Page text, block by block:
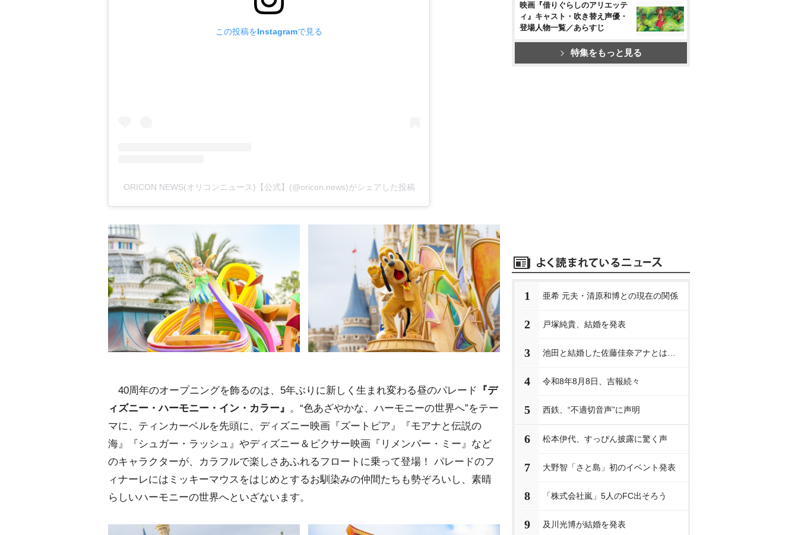
この投稿をInstagramで見る
ORICON NEWS(オリコンニュース)【公式】(@oricon.news)がシェアした投稿
40周年のオープニングを飾るのは、5年ぶりに新しく生まれ変わる昼のパレード
『デ
ィズニー・ハーモニー・イン・カラー』 。“色あざやかな、ハーモニーの世界へ”をテー
マに、ティンカーベルを先頭に、ディズニー映画『ズートピア』『モアナと伝説の
海』『シュガー・ラッシュ』やディズニー＆ピクサー映画『リメンバー・ミー』など
のキャラクターが、カラフルで楽しさあふれるフロートに乗って登場！ パレードのフ
ィナーレにはミッキーマウスをはじめとするお馴染みの仲間たちも勢ぞろいし、素晴
らしいハーモニーの世界へといざないます。
映画『借りぐらしのアリエッテ
ィ』キャスト・吹き替え声優・
登場人物一覧／あらすじ
特集をもっと見る
1 亜希 元夫・清原和博との現在の関係
2 戸塚純貴、結婚を発表
3 池田と結婚した佐藤佳奈アナとは…
4 令和8年8月8日、吉報続々
5 西鉄、“不適切音声”に声明
6 松本伊代、すっぴん披露に驚く声
7 大野智「さと島」初のイベント発表
8 「株式会社嵐」5人のFC出そろう
9 及川光博が結婚を発表